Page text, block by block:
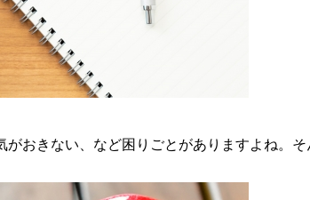
おきない、など困りごとがありますよね。そ